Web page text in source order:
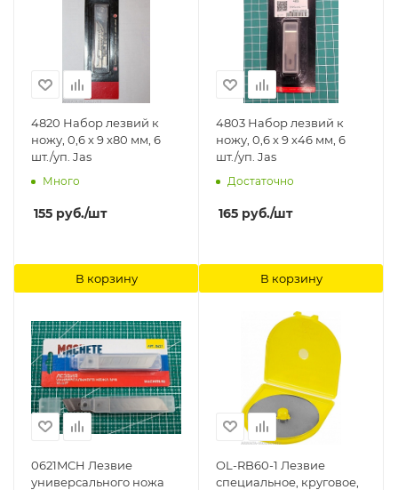
4820 Набор лезвий к
ножу, 0,6 х 9 х80 мм, 6
шт./уп. Jas
Много
155 руб./шт
В корзину
4803 Набор лезвий к
ножу, 0,6 х 9 х46 мм, 6
шт./уп. Jas
Достаточно
165 руб./шт
В корзину
0621MCH Лезвие
универсального ножа
OL-RB60-1 Лезвие
специальное, круговое,